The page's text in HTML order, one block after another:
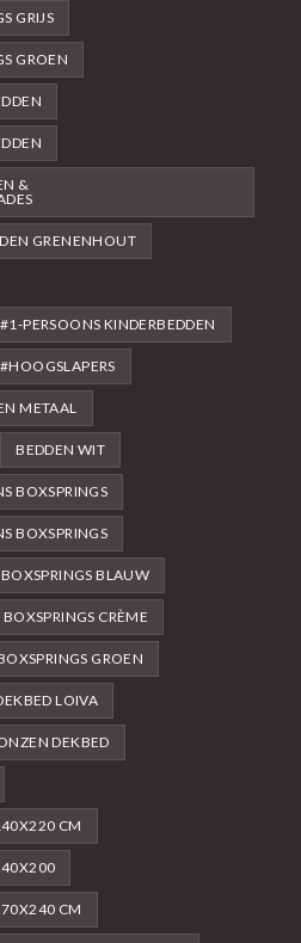
GRIJS
GROEN
&
GRENENHOUT
PERSOONS KINDERBEDDEN
METAAL
BEDDEN WIT
BOXSPRINGS
BOXSPRINGS
BOXSPRINGS BLAUW
BOXSPRINGS CRÈME
GROEN
LOIVA
DEKBED
CM
CM